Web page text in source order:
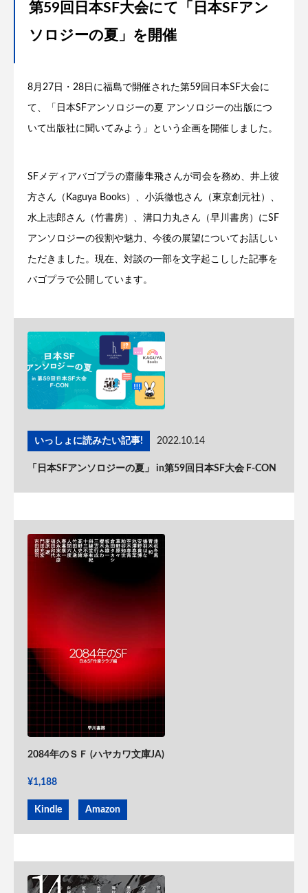
第59回日本SF大会にて「日本SFアン
ソロジーの夏」を開催
8月27日・28日に福島で開催された第59回日本SF大会に
て、「日本SFアンソロジーの夏 アンソロジーの出版につ
いて出版社に聞いてみよう」という企画を開催しました。
SFメディアバゴプラの齋藤隼飛さんが司会を務め、井上彼
方さん（Kaguya Books）、小浜徹也さん（東京創元社）、
水上志郎さん（竹書房）、溝口力丸さん（早川書房）にSF
アンソロジーの役割や魅力、今後の展望についてお話しい
ただきました。現在、対談の一部を文字起こしした記事を
バゴプラで公開しています。
いっしょに読みたい記事! 2022.10.14
「日本SFアンソロジーの夏」 in第59回日本SF大会 F-CON
2084年のＳＦ (ハヤカワ文庫JA)
¥1,188
Kindle Amazon